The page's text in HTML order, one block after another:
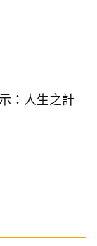
：人生之計